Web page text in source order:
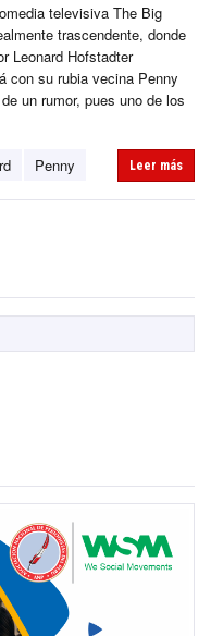
televisiva The Big
trascendente, donde
Leonard Hofstadter
con su rubia vecina Penny
un rumor, pues uno de los
Penny Leer más